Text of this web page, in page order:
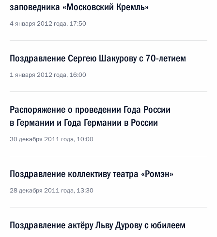
заповедника «Московский Кремль»
4 января 2012 года, 17:50
Поздравление Сергею Шакурову с 70-летием
1 января 2012 года, 16:00
Распоряжение о проведении Года России
в Германии и Года Германии в России
30 декабря 2011 года, 10:00
Поздравление коллективу театра «Ромэн»
28 декабря 2011 года, 13:30
Поздравление актёру Льву Дурову с юбилеем